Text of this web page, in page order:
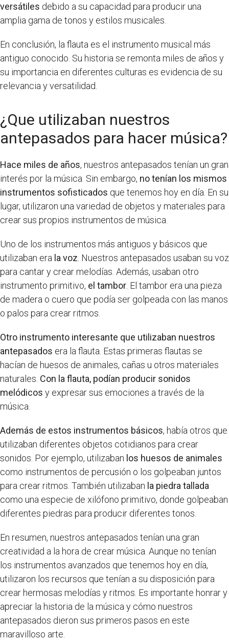
versátiles debido a su capacidad para producir una
amplia gama de tonos y estilos musicales.
En conclusión, la flauta es el instrumento musical más
antiguo conocido. Su historia se remonta miles de años y
su importancia en diferentes culturas es evidencia de su
relevancia y versatilidad.
¿Que utilizaban nuestros
antepasados para hacer música?
Hace miles de años, nuestros antepasados tenían un gran
interés por la música. Sin embargo, no tenían los mismos
instrumentos sofisticados que tenemos hoy en día. En su
lugar, utilizaron una variedad de objetos y materiales para
crear sus propios instrumentos de música.
Uno de los instrumentos más antiguos y básicos que
utilizaban era la voz . Nuestros antepasados usaban su voz
para cantar y crear melodías. Además, usaban otro
instrumento primitivo, el tambor . El tambor era una pieza
de madera o cuero que podía ser golpeada con las manos
o palos para crear ritmos.
Otro instrumento interesante que utilizaban nuestros
antepasados era la flauta. Estas primeras flautas se
hacían de huesos de animales, cañas u otros materiales
naturales. Con la flauta, podían producir sonidos
melódicos y expresar sus emociones a través de la
música.
Además de estos instrumentos básicos, había otros que
utilizaban diferentes objetos cotidianos para crear
sonidos. Por ejemplo, utilizaban los huesos de animales
como instrumentos de percusión o los golpeaban juntos
para crear ritmos. También utilizaban la piedra tallada
como una especie de xilófono primitivo, donde golpeaban
diferentes piedras para producir diferentes tonos.
En resumen, nuestros antepasados tenían una gran
creatividad a la hora de crear música. Aunque no tenían
los instrumentos avanzados que tenemos hoy en día,
utilizaron los recursos que tenían a su disposición para
crear hermosas melodías y ritmos. Es importante honrar y
apreciar la historia de la música y cómo nuestros
antepasados dieron sus primeros pasos en este
maravilloso arte.